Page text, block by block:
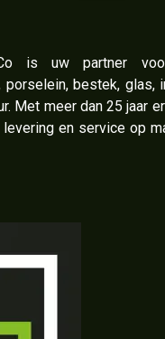
is uw partner
porselein, bestek, glas,
Met meer dan 25 jaar
en service op